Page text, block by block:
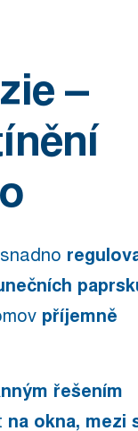
–
příjemně
řešením
na okna, mezi